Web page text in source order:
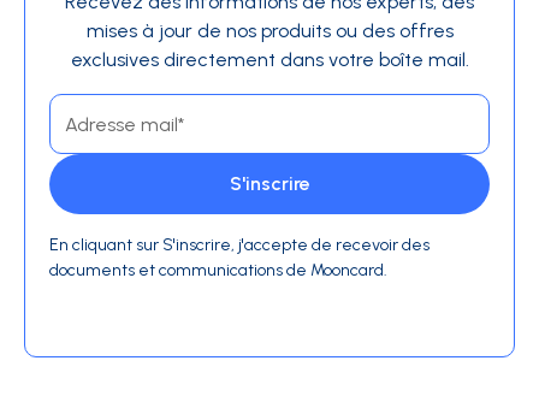
mises à jour de nos produits ou des offres
exclusives directement dans votre boîte mail.
En cliquant sur S'inscrire, j'accepte de recevoir des
documents et communications de Mooncard.